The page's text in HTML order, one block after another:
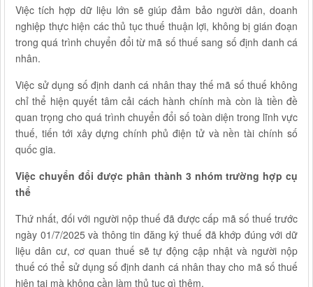
Việc tích hợp dữ liệu lớn sẽ giúp đảm bảo người dân, doanh
nghiệp thực hiện các thủ tục thuế thuận lợi, không bị gián đoạn
trong quá trình chuyển đổi từ mã số thuế sang số định danh cá
nhân.
Việc sử dụng số định danh cá nhân thay thế mã số thuế không
chỉ thể hiện quyết tâm cải cách hành chính mà còn là tiền đề
quan trọng cho quá trình chuyển đổi số toàn diện trong lĩnh vực
thuế, tiến tới xây dựng chính phủ điện tử và nền tài chính số
quốc gia.
Việc chuyển đổi được phân thành 3 nhóm trường hợp cụ
thể
Thứ nhất, đối với người nộp thuế đã được cấp mã số thuế trước
ngày 01/7/2025 và thông tin đăng ký thuế đã khớp đúng với dữ
liệu dân cư, cơ quan thuế sẽ tự động cập nhật và người nộp
thuế có thể sử dụng số định danh cá nhân thay cho mã số thuế
hiện tại mà không cần làm thủ tục gì thêm.